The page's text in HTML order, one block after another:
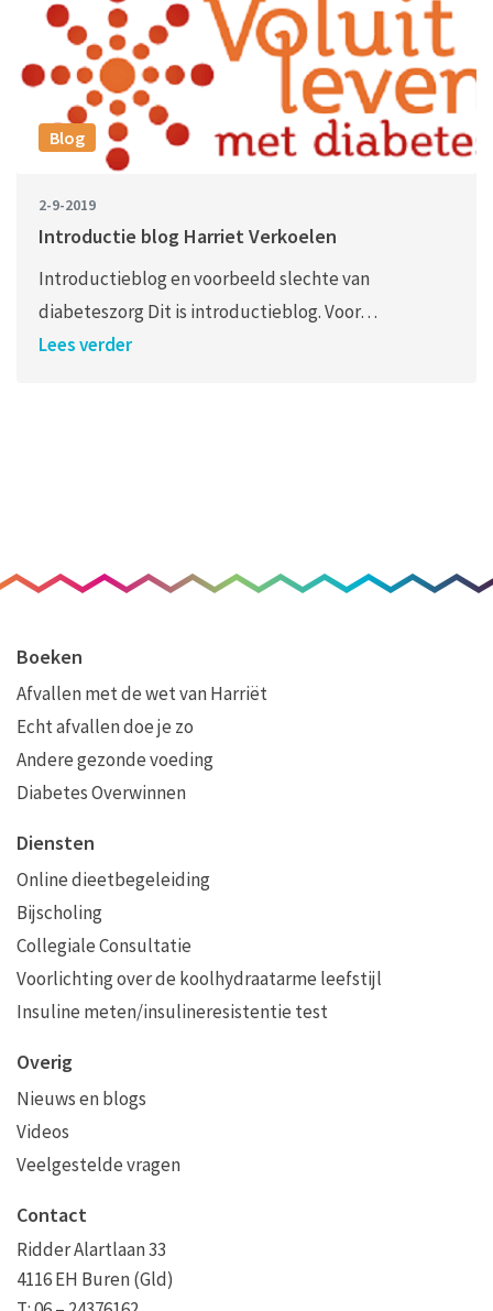
Blog
2-9-2019
Introductie blog Harriet Verkoelen
Introductieblog en voorbeeld slechte van
diabeteszorg Dit is introductieblog. Voor…
Lees verder
Boeken
Afvallen met de wet van Harriët
Echt afvallen doe je zo
Andere gezonde voeding
Diabetes Overwinnen
Diensten
Online dieetbegeleiding
Bijscholing
Collegiale Consultatie
Voorlichting over de koolhydraatarme leefstijl
Insuline meten/insulineresistentie test
Overig
Nieuws en blogs
Videos
Veelgestelde vragen
Contact
Ridder Alartlaan 33
4116 EH Buren (Gld)